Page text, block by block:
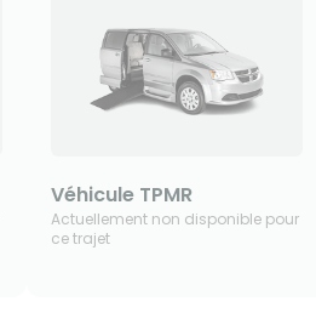
Véhicule TPMR
Actuellement non disponible pour
ce trajet